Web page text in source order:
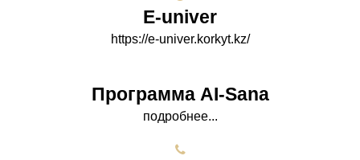
E-univer
https://e-univer.korkyt.kz/
Программа AI-Sana
подробнее...